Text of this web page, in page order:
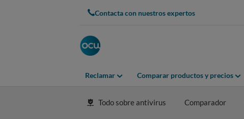
Contacta con nuestros expertos
Reclamar Comparar productos y precios
Todo sobre antivirus Comparador